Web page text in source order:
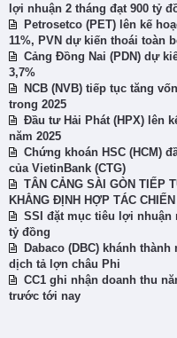
lợi nhuận 2 tháng đạt 900 tỷ
Petrosetco (PET) lên kế
11%, PVN dự kiến thoái toàn
Cảng Đồng Nai (PDN) dự
3,7%
NCB (NVB) tiếp tục tăng
trong 2025
Đầu tư Hải Phát (HPX) lên
năm 2025
Chứng khoán HSC (HCM)
của VietinBank (CTG)
TÂN CẢNG SÀI GÒN TIẾP
KHẲNG ĐỊNH HỢP TÁC
SSI đặt mục tiêu lợi nhuận
tỷ đồng
Dabaco (DBC) khánh
dịch tả lợn châu Phi
CC1 ghi nhận doanh thu
trước tới nay